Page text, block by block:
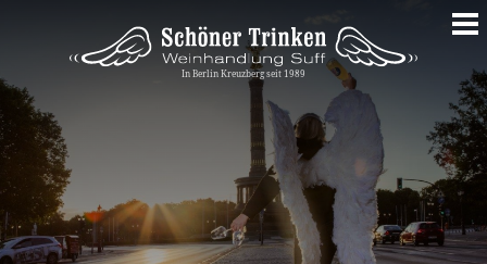
zum
Inhalt